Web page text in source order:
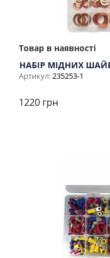
Товар в наявності
НАБІР МІДНИХ
Артикул:235253-1
1220 грн